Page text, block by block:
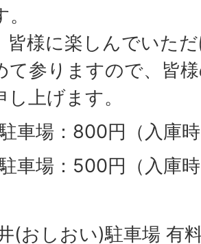
皆様に楽しんでいた
て参りますので、皆
上げます。
車場：800円（入庫
車場：500円（入庫
(おしおい)駐車場 有